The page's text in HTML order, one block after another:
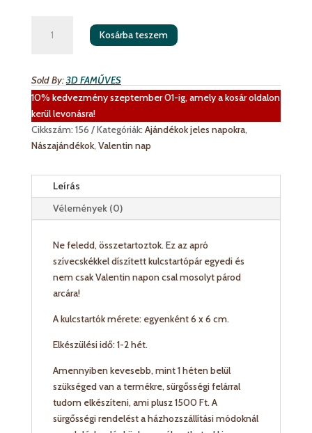
mennyiség
Kosárba teszem
Sold By:3D FAMŰVES
10% kedvezmény szeptember 01-ig, amely a kosár oldalon
kerül levonásra!
Cikkszám:156 Kategóriák:Ajándékok jeles napokra,
Nászajándékok,Valentin nap
Leírás
Vélemények (0)
Ne feledd, összetartoztok. Ez az apró
szívecskékkel díszített kulcstartópár egyedi és
nem csak Valentin napon csal mosolyt párod
arcára!
A kulcstartók mérete: egyenként 6 x 6 cm.
Elkészülési idő: 1-2 hét.
Amennyiben kevesebb, mint 1 héten belül
szükséged van a termékre, sürgősségi felárral
tudom elkészíteni, ami plusz 1500 Ft. A
sürgősségi rendelést a házhozszállítási módoknál